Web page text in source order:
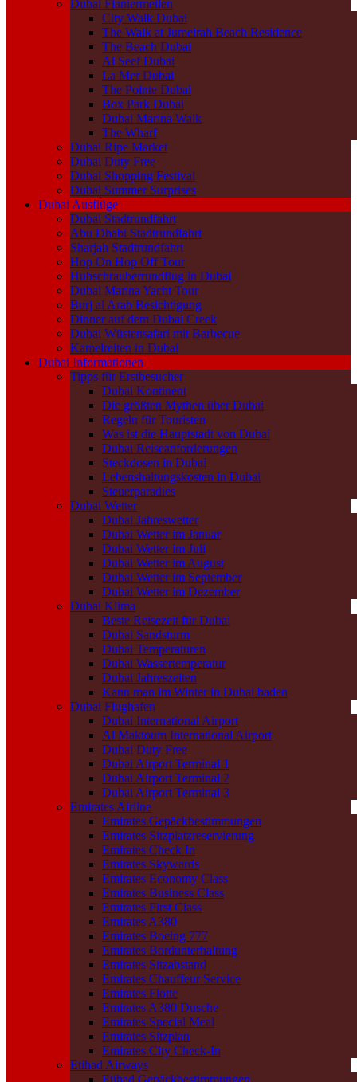
Dubai Flaniermeilen
City Walk Dubai
The Walk at Jumeirah Beach Residence
The Beach Dubai
Al Seef Dubai
La Mer Dubai
The Pointe Dubai
Box Park Dubai
Dubai Marina Walk
The Wharf
Dubai Ripe Market
Dubai Duty Free
Dubai Shopping Festival
Dubai Summer Surprises
Dubai Ausflüge
Dubai Stadtrundfahrt
Abu Dhabi Stadtrundfahrt
Sharjah Stadtrundfahrt
Hop On Hop Off Tour
Hubschrauberrundflug in Dubai
Dubai Marina Yacht Tour
Burj al Arab Besichtigung
Dinner auf dem Dubai Creek
Dubai Wüstensafari mit Barbecue
Kamelreiten in Dubai
Dubai Informationen
Tipps für Erstbesucher
Dubai Kontinent
Die größten Mythen über Dubai
Regeln für Touristen
Was ist die Hauptstadt von Dubai
Dubai Reiseanforderungen
Steckdosen in Dubai
Lebenshaltungskosten in Dubai
Steuerparadies
Dubai Wetter
Dubai Jahreswetter
Dubai Wetter im Januar
Dubai Wetter im Juli
Dubai Wetter im August
Dubai Wetter im September
Dubai Wetter im Dezember
Dubai Klima
Beste Reisezeit für Dubai
Dubai Sandsturm
Dubai Temperaturen
Dubai Wassertemperatur
Dubai Jahreszeiten
Kann man im Winter in Dubai baden
Dubai Flughafen
Dubai International Airport
Al Maktoum International Airport
Dubai Duty Free
Dubai Airport Terminal 1
Dubai Airport Terminal 2
Dubai Airport Terminal 3
Emirates Airline
Emirates Gepäckbestimmungen
Emirates Sitzplatzreservierung
Emirates Check In
Emirates Skywards
Emirates Economy Class
Emirates Business Class
Emirates First Class
Emirates A380
Emirates Boeing 777
Emirates Bordunterhaltung
Emirates Sitzabstand
Emirates Chauffeur Service
Emirates Flotte
Emirates A380 Dusche
Emirates Special Meal
Emirates Sitzplan
Emirates City Check-In
Etihad Airways
Etihad Gepäckbestimmungen